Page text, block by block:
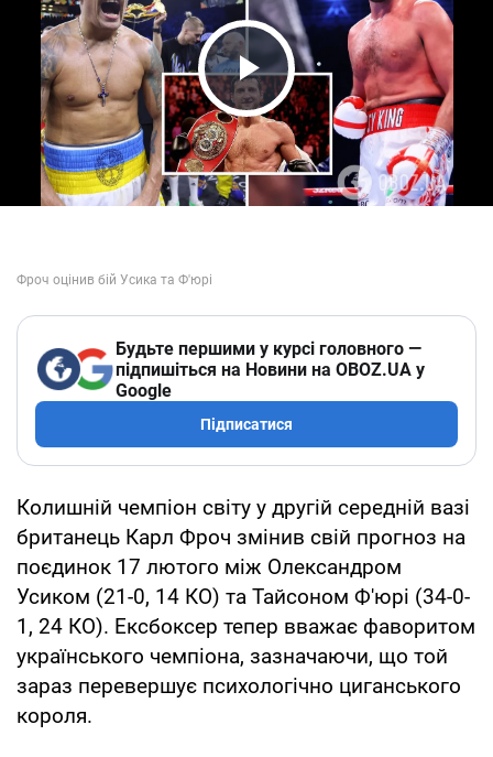
Play Video
Будьте першими у курсі головного —
підпишіться на Новини на OBOZ.UA у
Google
Підписатися
Колишній чемпіон світу у другій середній вазі
британець Карл Фроч змінив свій прогноз на
поєдинок 17 лютого між Олександром
Усиком (21-0, 14 КО) та Тайсоном Ф'юрі (34-0-
1, 24 КО). Ексбоксер тепер вважає фаворитом
українського чемпіона, зазначаючи, що той
зараз перевершує психологічно циганського
короля.